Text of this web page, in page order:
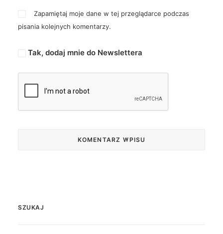
Zapamiętaj moje dane w tej przeglądarce podczas
pisania kolejnych komentarzy.
Tak, dodaj mnie do Newslettera
SZUKAJ